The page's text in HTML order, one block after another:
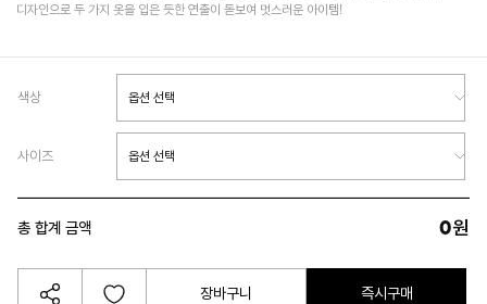
디자인으로 두 가지 옷을 입은 듯한 연출이 돋보여 멋스러운 아이템!
색상
사이즈
총 합계 금액 0원
장바구니 즉시구매